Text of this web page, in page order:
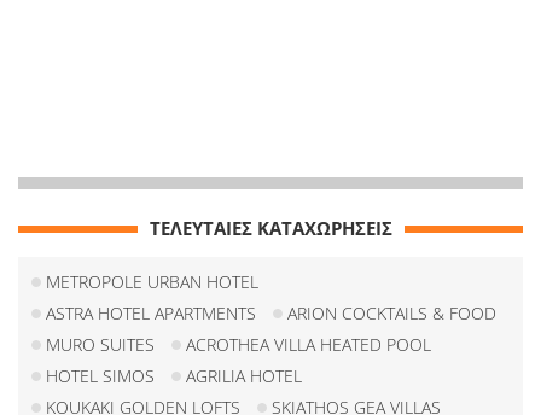
ΤΕΛΕΥΤΑΙΕΣ ΚΑΤΑΧΩΡΗΣΕΙΣ
METROPOLE URBAN HOTEL
ASTRA HOTEL APARTMENTS
ARION COCKTAILS & FOOD
MURO SUITES
ACROTHEA VILLA HEATED POOL
HOTEL SIMOS
AGRILIA HOTEL
KOUKAKI GOLDEN LOFTS
SKIATHOS GEA VILLAS